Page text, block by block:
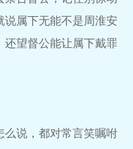
属下无能不是周淮安
还望督公能让属下戴罪
说，都对常言笑嘱咐